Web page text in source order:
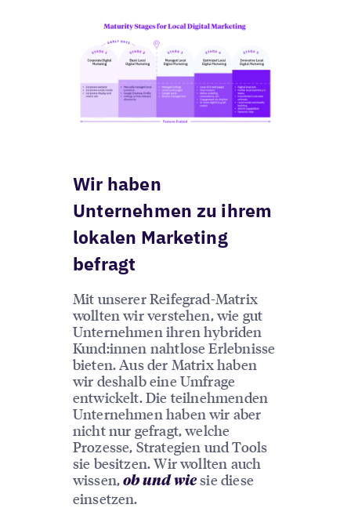
Wir haben
Unternehmen zu ihrem
lokalen Marketing
befragt
Mit unserer Reifegrad-Matrix
wollten wir verstehen, wie gut
Unternehmen ihren hybriden
Kund:innen nahtlose Erlebnisse
bieten. Aus der Matrix haben
wir deshalb eine Umfrage
entwickelt. Die teilnehmenden
Unternehmen haben wir aber
nicht nur gefragt, welche
Prozesse, Strategien und Tools
sie besitzen. Wir wollten auch
wissen,ob und wie sie diese
einsetzen.